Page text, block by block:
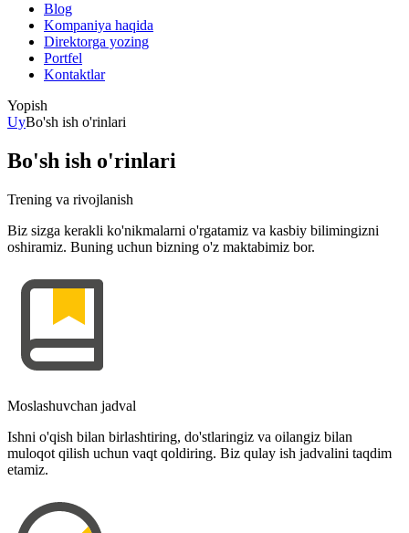
Blog
Kompaniya haqida
Direktorga yozing
Portfel
Kontaktlar
Yopish
UyBo'sh ish o'rinlari
Bo'sh ish o'rinlari
Trening va rivojlanish
Biz sizga kerakli ko'nikmalarni o'rgatamiz va kasbiy bilimingizni
oshiramiz. Buning uchun bizning o'z maktabimiz bor.
Moslashuvchan jadval
Ishni o'qish bilan birlashtiring, do'stlaringiz va oilangiz bilan
muloqot qilish uchun vaqt qoldiring. Biz qulay ish jadvalini taqdim
etamiz.